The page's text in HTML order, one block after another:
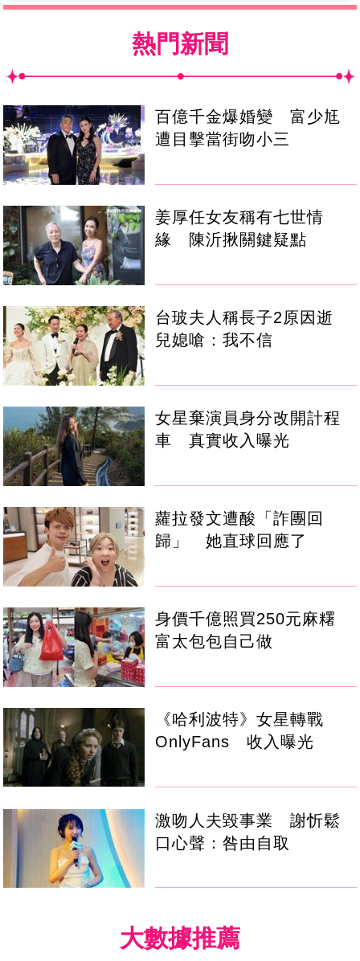
熱門新聞
百億千金爆婚變 富少尪
遭目擊當街吻小三
姜厚任女友稱有七世情
緣 陳沂揪關鍵疑點
台玻夫人稱長子2原因逝
兒媳嗆：我不信
女星棄演員身分改開計程
車 真實收入曝光
蘿拉發文遭酸「詐團回
歸」 她直球回應了
身價千億照買250元麻糬
富太包包自己做
《哈利波特》女星轉戰
OnlyFans 收入曝光
激吻人夫毀事業 謝忻鬆
口心聲：咎由自取
大數據推薦